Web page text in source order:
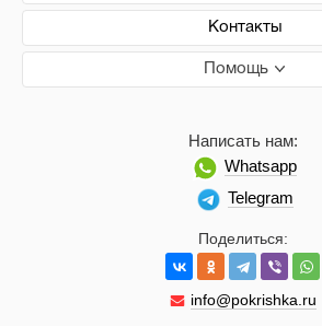
Контакты
Помощь
Поделиться:
info@pokrishka.ru
Написать нам:
Whatsapp
Telegram